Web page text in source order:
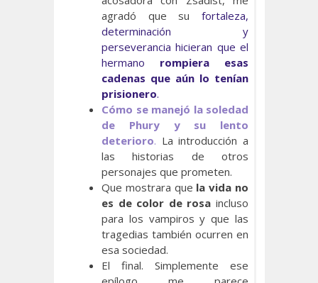
agradó que su fortaleza,
determinación y
perseverancia hicieran que el
hermano rompiera esas
cadenas que aún lo tenían
prisionero.
Cómo se manejó la soledad
de Phury y su lento
deterioro. La introducción a
las historias de otros
personajes que prometen.
Que mostrara que la vida no
es de color de rosa incluso
para los vampiros y que las
tragedias también ocurren en
esa sociedad.
El final. Simplemente ese